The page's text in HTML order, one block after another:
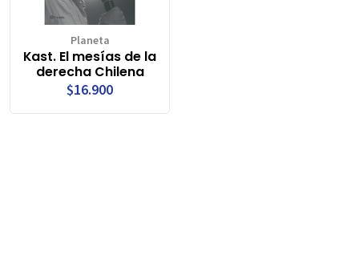
Planeta
Kast. El mesías de la
derecha Chilena
$16.900